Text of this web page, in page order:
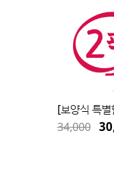
[보양식 특
34,000